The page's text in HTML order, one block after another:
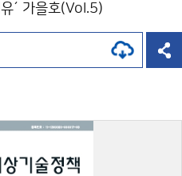
´ 가을호(Vol.5)